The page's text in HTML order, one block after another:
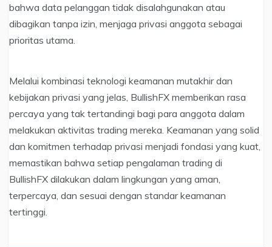
bahwa data pelanggan tidak disalahgunakan atau
dibagikan tanpa izin, menjaga privasi anggota sebagai
prioritas utama.
Melalui kombinasi teknologi keamanan mutakhir dan
kebijakan privasi yang jelas, BullishFX memberikan rasa
percaya yang tak tertandingi bagi para anggota dalam
melakukan aktivitas trading mereka. Keamanan yang solid
dan komitmen terhadap privasi menjadi fondasi yang kuat,
memastikan bahwa setiap pengalaman trading di
BullishFX dilakukan dalam lingkungan yang aman,
terpercaya, dan sesuai dengan standar keamanan
tertinggi.